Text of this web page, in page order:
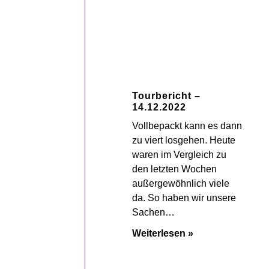
Tourbericht –
14.12.2022
Vollbepackt kann es dann
zu viert losgehen. Heute
waren im Vergleich zu
den letzten Wochen
außergewöhnlich viele
da. So haben wir unsere
Sachen…
Weiterlesen »